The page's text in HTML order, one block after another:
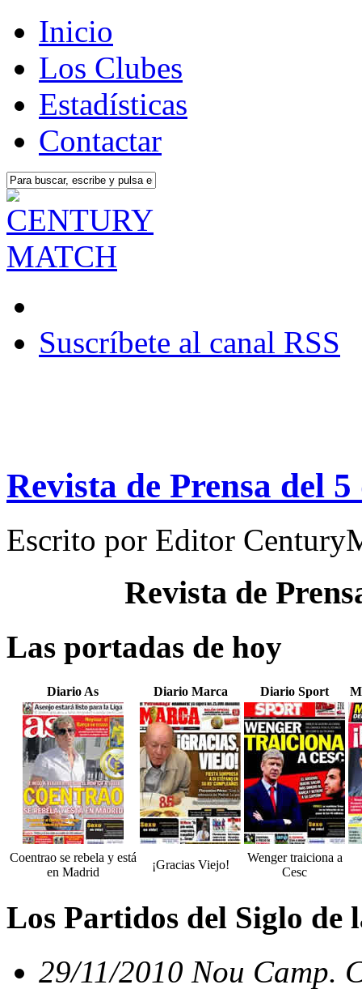
Inicio
Los Clubes
Estadísticas
Contactar
Suscríbete al canal RSS
Revista de Prensa del
Escrito por Editor
Revista de
Las portadas de hoy
Diario As Diario Marca Diario Sport
Coentrao se rebela y está
en Madrid
¡Gracias Viejo!
Wenger traiciona a
Cesc
Los Partidos del Siglo de
29/11/2010 Nou Camp.